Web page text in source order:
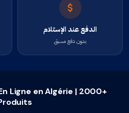
الدفع عند الإستلام
بدون دفع مسبق
Ligne en Algérie | 2000+